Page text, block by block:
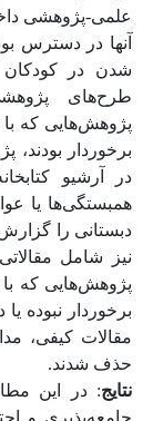
علمی-پژوهشی
آنها در دسترس
شدن در کودکان
طرح‌های
پژوهش‌هایی که
برخوردار
در آرشیو
همبستگی‌ها یا
دبستانی را
نیز شامل
پژوهش‌هایی که
برخوردار نبوده
مقالات کیفی،
حذف شدند.
نتایج:در این
جامعه‌پذیری و